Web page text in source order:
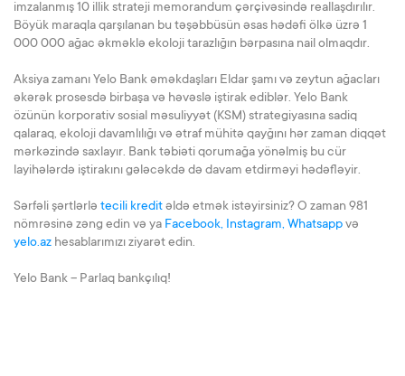
imzalanmış 10 illik strateji memorandum çərçivəsində reallaşdırılır.
Böyük maraqla qarşılanan bu təşəbbüsün əsas hədəfi ölkə üzrə 1
000 000 ağac əkməklə ekoloji tarazlığın bərpasına nail olmaqdır.
Aksiya zamanı Yelo Bank əməkdaşları Eldar şamı və zeytun ağacları
əkərək prosesdə birbaşa və həvəslə iştirak ediblər. Yelo Bank
özünün korporativ sosial məsuliyyət (KSM) strategiyasına sadiq
qalaraq, ekoloji davamlılığı və ətraf mühitə qayğını hər zaman diqqət
mərkəzində saxlayır. Bank təbiəti qorumağa yönəlmiş bu cür
layihələrdə iştirakını gələcəkdə də davam etdirməyi hədəfləyir.
Sərfəli şərtlərlə tecili kreditəldə etmək istəyirsiniz? O zaman 981
nömrəsinə zəng edin və ya Facebook, Instagram, Whatsappvə
yelo.az hesablarımızı ziyarət edin.
Yelo Bank – Parlaq bankçılıq!